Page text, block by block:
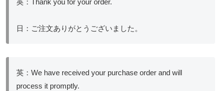
日：ご注文ありがとうございました。
英：We have received your purchase order and will
process it promptly.